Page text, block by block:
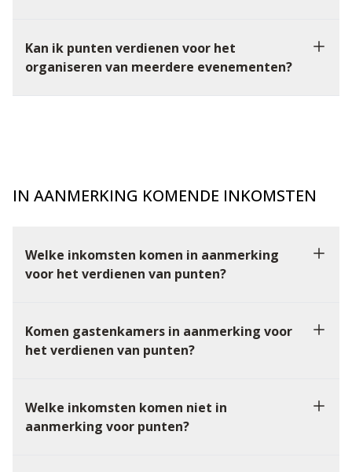
Kan ik punten verdienen voor het
organiseren van meerdere evenementen?
IN AANMERKING KOMENDE INKOMSTEN
Welke inkomsten komen in aanmerking
voor het verdienen van punten?
Komen gastenkamers in aanmerking voor
het verdienen van punten?
Welke inkomsten komen niet in
aanmerking voor punten?